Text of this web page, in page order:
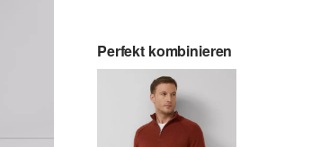
Perfekt kombinieren